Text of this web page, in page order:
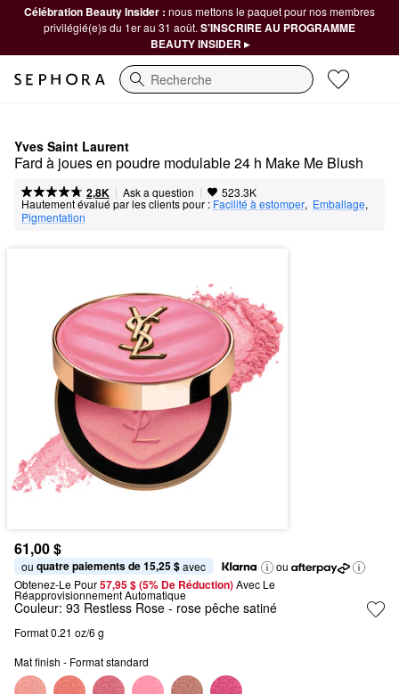
Célébration Beauty Insider : nous mettons le paquet pour nos membres
privilégié(e)s du 1er au 31 août. S’INSCRIRE AU PROGRAMME
BEAUTY INSIDER ▸
Recherche
Yves Saint Laurent
Fard à joues en poudre modulable 24 h Make Me Blush
2,8K | Ask a question | 523.3K
Hautement évalué par les clients pour : Facilité à estomper, Emballage,
Pigmentation
61,00 $
ou quatre paiements de 15,25 $ avec
ou
Obtenez-Le Pour57,95 $ (5% De Réduction) Avec Le
Réapprovisionnement Automatique
Couleur: 93 Restless Rose - rose pêche satiné
Format 0.21 oz/6 g
Mat finish - Format standard